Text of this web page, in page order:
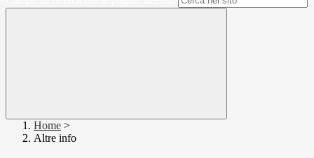
Home >
Altre info